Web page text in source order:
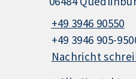
+49 3946 90550
+49 3946 905-
Nachricht